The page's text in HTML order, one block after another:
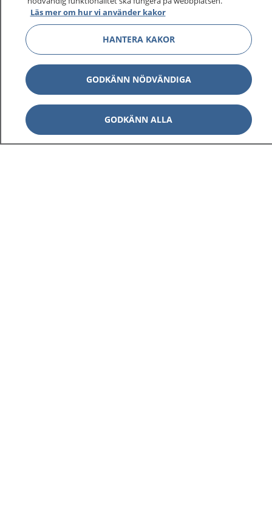
Läs mer om hur vi använder kakor
HANTERA KAKOR
GODKÄNN NÖDVÄNDIGA
GODKÄNN ALLA